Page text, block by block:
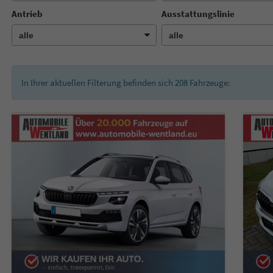
Antrieb Ausstattungslinie
In Ihrer aktuellen Filterung befinden sich 208Fahrzeuge: